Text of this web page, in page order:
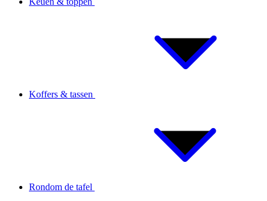
Koffers & tassen
Rondom de tafel